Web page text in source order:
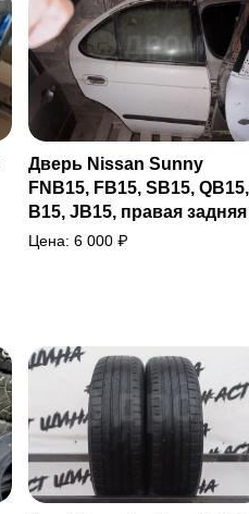
Дверь Nissan Sunny
FNB15, FB15, SB15, QB15,
B15, JB15, правая задняя
Цена: 6 000 ₽